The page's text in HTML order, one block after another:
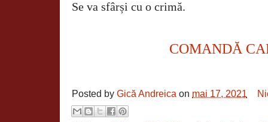
Se va sfârși cu o crimă.
COMANDĂ
Posted by Gică Andreica on mai 17, 2021